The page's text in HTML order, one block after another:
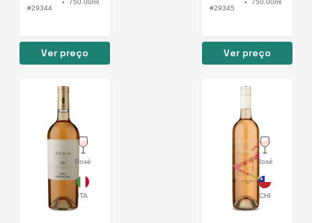
#29344
● 750.00ml
Ver preço
Sec
#29345
● 750.00ml
Ver preço
Rosé Rosé